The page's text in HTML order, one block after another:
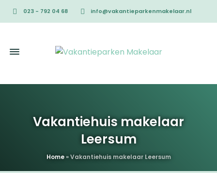
023 - 792 04 68 info@vakantieparkenmakelaar.nl
Vakantiehuis makelaar
Leersum
Home»Vakantiehuis makelaar Leersum